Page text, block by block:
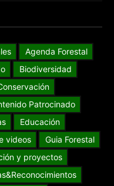
Agenda Forestal
Biodiversidad
Patrocinado
Educación
videos
Guia Forestal
y proyectos